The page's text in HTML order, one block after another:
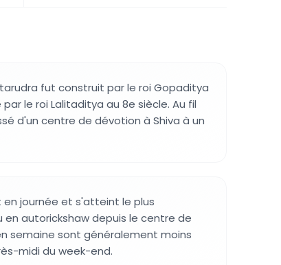
fut construit par le roi Gopaditya
le roi Lalitaditya au 8e siècle. Au fil
d'un centre de dévotion à Shiva à un
journée et s'atteint le plus
autorickshaw depuis le centre de
semaine sont généralement moins
midi du week-end.